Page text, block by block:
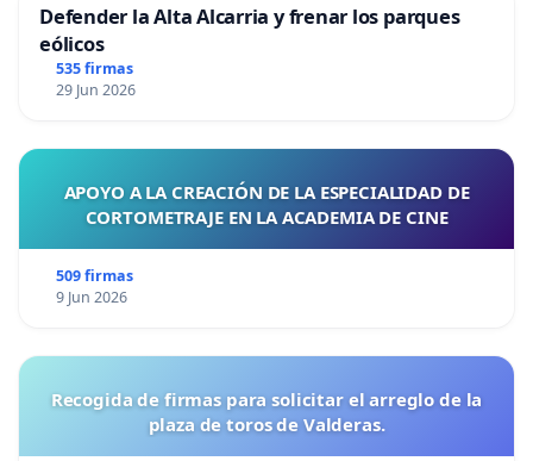
Defender la Alta Alcarria y frenar los parques
eólicos
535 firmas
29 Jun 2026
APOYO A LA CREACIÓN DE LA ESPECIALIDAD DE
CORTOMETRAJE EN LA ACADEMIA DE CINE
509 firmas
9 Jun 2026
Recogida de firmas para solicitar el arreglo de la
plaza de toros de Valderas.